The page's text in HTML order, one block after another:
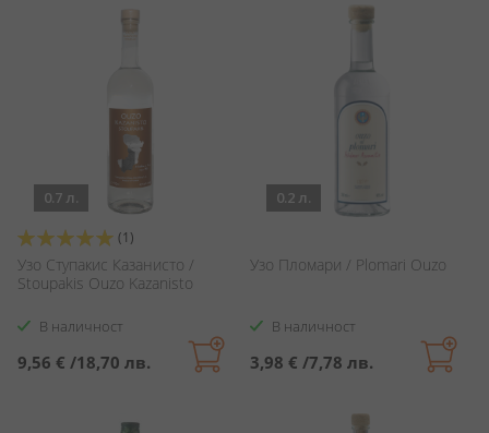
0.7 л.
Оценка:
100%
(1)
Узо Ступакис Казанисто /
Stoupakis Ouzo Kazanisto
В наличност
9,56 € /18,70 лв.
0.2 л.
Узо Пломари / Plomari Ouzo
В наличност
3,98 € /7,78 лв.